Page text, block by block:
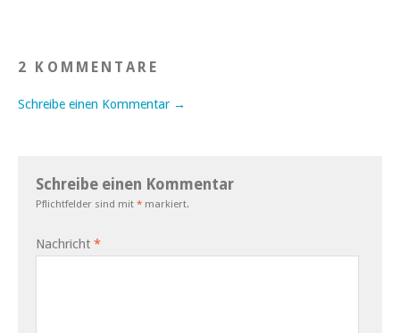
2 KOMMENTARE
Schreibe einen Kommentar →
Schreibe einen Kommentar
Pflichtfelder sind mit * markiert.
Nachricht *